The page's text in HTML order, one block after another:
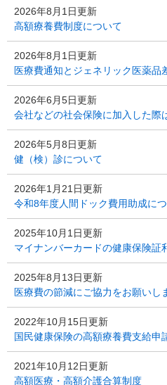
2026年8月1日更新
高額療養費制度について
2026年8月1日更新
医療費通知とジェネリック医薬品
2026年6月5日更新
会社などの社会保険に加入した際
2026年5月8日更新
健（検）診について
2026年1月21日更新
令和8年度人間ドック費用助成に
2025年10月1日更新
マイナンバーカードの健康保険証
2025年8月13日更新
医療費の節減にご協力をお願いし
2022年10月15日更新
国民健康保険の高額療養費支給申
2021年10月12日更新
高額医療・高額介護合算制度